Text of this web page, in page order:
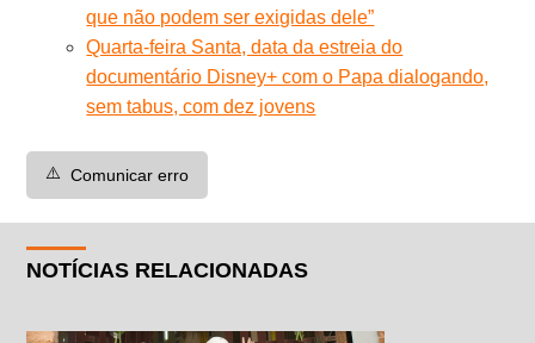
que não podem ser exigidas dele”
Quarta-feira Santa, data da estreia do
documentário Disney+ com o Papa dialogando,
sem tabus, com dez jovens
⚠️ Comunicar erro
NOTÍCIAS RELACIONADAS